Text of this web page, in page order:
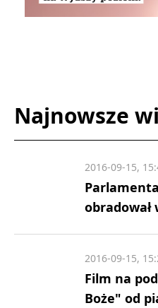
Najnowsze
obradował
2016-09-15,
Film na
Boże" od
2016-09-15,